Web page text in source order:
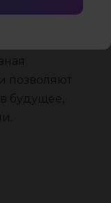
позволяют
будущее,